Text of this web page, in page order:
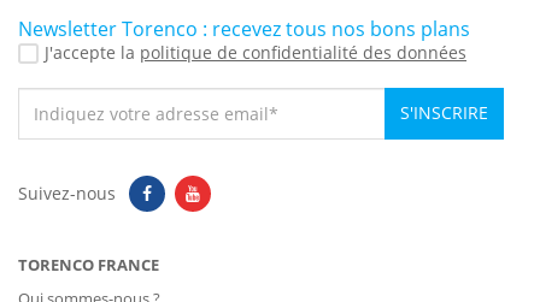
Newsletter Torenco : recevez tous nos bons plans
J'accepte la politique de confidentialité des données
S'INSCRIRE
Suivez-nous
TORENCO FRANCE